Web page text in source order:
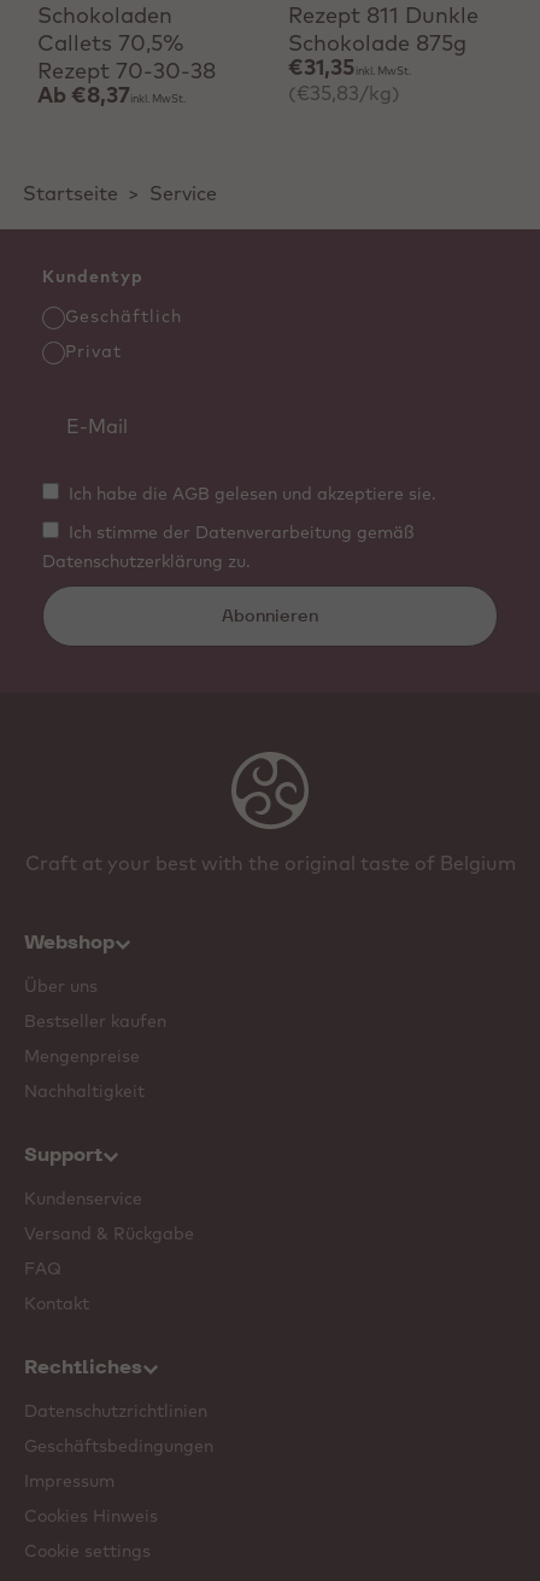
Schokoladen
Callets 70,5%
Rezept 70-30-38
Ab €8,37 inkl. MwSt.
Rezept 811 Dunkle
Schokolade 875g
€31,35 inkl. MwSt.
(€35,83/kg)
Startseite > Service
Kundentyp
Geschäftlich
Privat
Ich habe die AGB gelesen und akzeptiere sie.
Ich stimme der Datenverarbeitung gemäß
Datenschutzerklärung zu.
Abonnieren
Craft at your best with the original taste of Belgium
Webshop
Über uns
Bestseller kaufen
Mengenpreise
Nachhaltigkeit
Support
Kundenservice
Versand & Rückgabe
FAQ
Kontakt
Rechtliches
Datenschutzrichtlinien
Geschäftsbedingungen
Impressum
Cookies Hinweis
Cookie settings